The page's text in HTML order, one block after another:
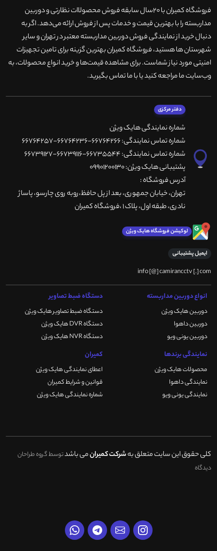
فروشگاه کمیران با ۲۰سال سابقه فروش محصولاات نظارتی و دوربین
مداربسته را با بهترین قیمت و خدمات پس از فروش ارائه می‌دهد. اگر به
دنبال خرید از نمایندگی فروش دوربین مداربسته معتبر در تهران و سایر
شهرستان ها هستید، فروشگاه کمیران بهترین گزینه برای تامین تجهیزات
امنیتی مورد نیاز شماست. برای مشاهده قیمت‌ها و خرید انواع محصولات، به
وب‌سایت ما مراجعه کنید یا با ما تماس بگیرید.
دفتر مرکزی
شماره نمایندگی هایک ویژن
شماره تماس نمایندگی: 66764266-66764236-66764257
شماره تماس نمایندگی: 66735544-66739116-66739127
پشتیبانی هایک ویژن: 09901200130
آدرس فروشگاه :
تهران، خيابان جمهوری، بعد از پل حافظ،روبه روی چارسو، پاساژ
نادری، طبقه اول، پلاک 1 ،فروشگاه کمیران
لوکیشن فروشگاه هایک ویژن
ایمیل پشتیبانی
info [@] camirancctv [.] com
انواع دوربین مداربسته
دوربین هایک ویژن
دوربین داهوا
دوربین یونی ویو
دستگاه ضبط تصاویر
دستگاه ضبط تصاویر هایک ویژن
دستگاه DVR هایک ویژن
دستگاه NVR هایک ویژن
نمایندگی برندها
محصولات هایک ویژن
نمایندگی داهوا
نمایندگی یونی ویو
کمیران
اعطای نمایندگی هایک ویژن
قوانین و شرایط کمیران
شماره نمایندگی هایک ویژن
کلی حقوق این سایت متعلق بهشرکت کمیرانمی باشدتوسط گروه طراحان
دیدگاه